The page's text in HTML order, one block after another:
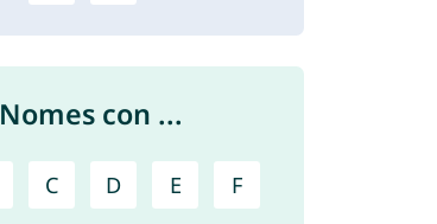
Nomes con ...
C D E F